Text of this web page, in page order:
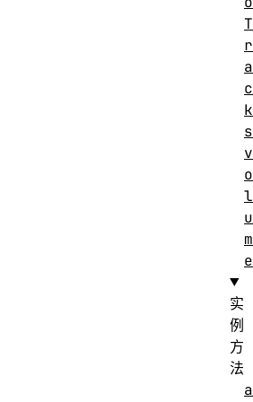
T
r
a
c
k
s
v
o
l
u
m
e
实
例
方
法
a